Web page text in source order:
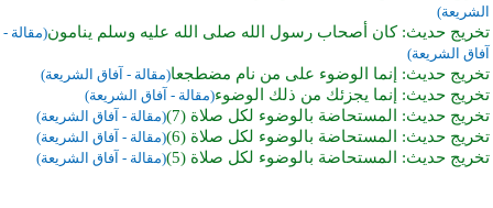
الشريعة)
تخريج حديث: كان أصحاب رسول الله صلى الله عليه وسلم ينامون(مقالة -
آفاق الشريعة)
تخريج حديث: إنما الوضوء على من نام مضطجعا(مقالة - آفاق الشريعة)
تخريج حديث: إنما يجزئك من ذلك الوضوء(مقالة - آفاق الشريعة)
تخريج حديث: المستحاضة بالوضوء لكل صلاة (7) (مقالة - آفاق الشريعة)
تخريج حديث: المستحاضة بالوضوء لكل صلاة (6) (مقالة - آفاق الشريعة)
تخريج حديث: المستحاضة بالوضوء لكل صلاة (5) (مقالة - آفاق الشريعة)